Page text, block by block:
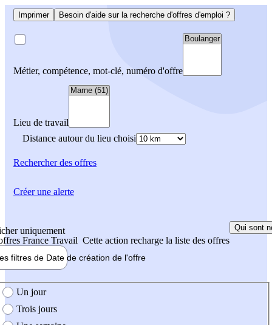
Imprimer Besoin d'aide sur la recherche d'offres d'emploi ?
Métier, compétence, mot-clé, numéro d'offre
Lieu de travail
Distance autour du lieu choisi
Rechercherdes offres
uniquement
France Travail Cette action recharge la liste des offres
Qui sont
filtres de Date de création de l'offre
création de l'offre
Un jour
Trois jours
Créer une alerte